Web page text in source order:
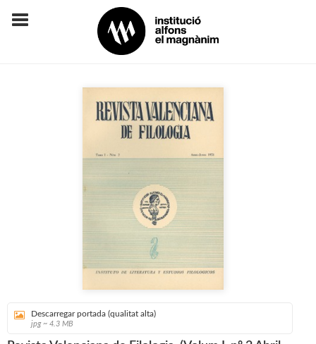
Descarregar portada (qualitat alta)
jpg ~ 4.3 MB